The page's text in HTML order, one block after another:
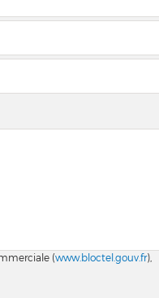
(www.bloctel.gouv.fr),